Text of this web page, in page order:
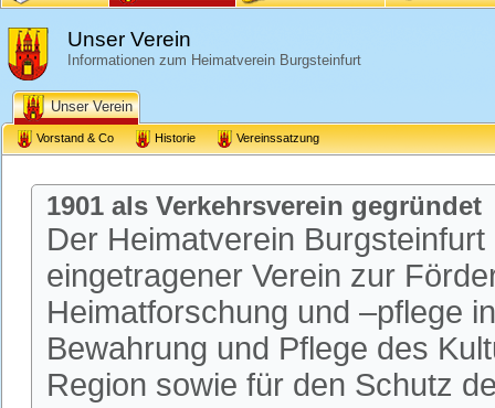
Unser Verein
Informationen zum Heimatverein Burgsteinfurt
Unser Verein
Vorstand & Co Historie Vereinssatzung
1901 als Verkehrsverein gegründet
Der Heimatverein Burgsteinfurt
eingetragener Verein zur
Heimatforschung und –pflege
Bewahrung und Pflege des
Region sowie für den Schutz